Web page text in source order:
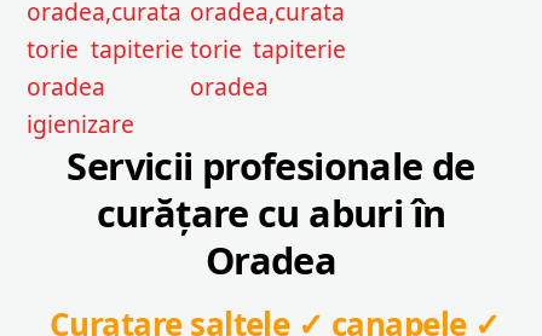
Servicii profesionale de
curățare cu aburi în
Oradea
Curatare saltele ✓ canapele ✓